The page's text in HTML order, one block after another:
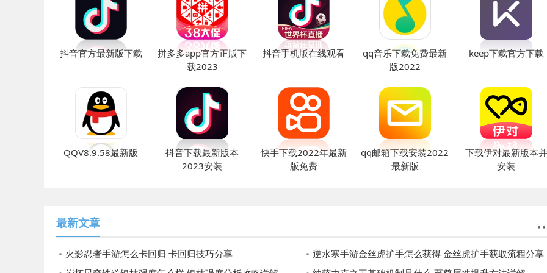
抖音官方最新版下载
拼多多app官方正版下
载2023
抖音手机版在线观看
qq音乐下载免费最新
版2022
keep下载官方下载
QQV8.9.58最新版
抖音下载最新版本
2023安装
快手下载2022年最新
版免费
qq邮箱下载安装2022
最新版
下载伊对最新版本并
安装
最新文章
火影忍者手游怎么卡回归 卡回归技巧分享
逆水寒手游金丝虎护手怎么获得 金丝虎护手获取流程分享